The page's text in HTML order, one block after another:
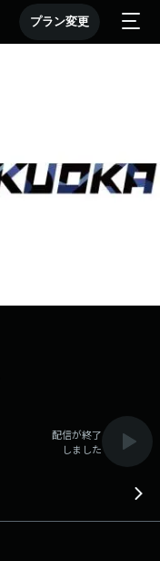
プラン変更
配信が終了
しました